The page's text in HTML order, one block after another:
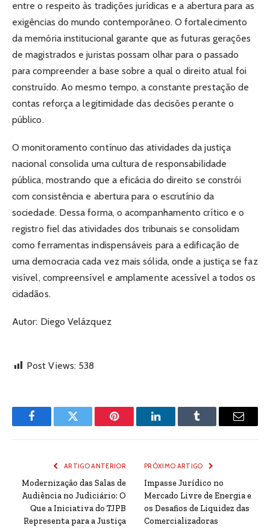
entre o respeito às tradições jurídicas e a abertura para as
exigências do mundo contemporâneo. O fortalecimento
da memória institucional garante que as futuras gerações
de magistrados e juristas possam olhar para o passado
para compreender a base sobre a qual o direito atual foi
construído. Ao mesmo tempo, a constante prestação de
contas reforça a legitimidade das decisões perante o
público.
O monitoramento contínuo das atividades da justiça
nacional consolida uma cultura de responsabilidade
pública, mostrando que a eficácia do direito se constrói
com consistência e abertura para o escrutínio da
sociedade. Dessa forma, o acompanhamento crítico e o
registro fiel das atividades dos tribunais se consolidam
como ferramentas indispensáveis para a edificação de
uma democracia cada vez mais sólida, onde a justiça se faz
visível, compreensível e amplamente acessível a todos os
cidadãos.
Autor: Diego Velázquez
Post Views: 538
FacebookTwitter Pinterest LinkedInTumblr Email
ARTIGO ANTERIOR
Modernização das Salas de
Audiência no Judiciário: O
Que a Iniciativa do TJPB
Representa para a Justiça
PRÓXIMO ARTIGO
Impasse Jurídico no
Mercado Livre de Energia e
os Desafios de Liquidez das
Comercializadoras